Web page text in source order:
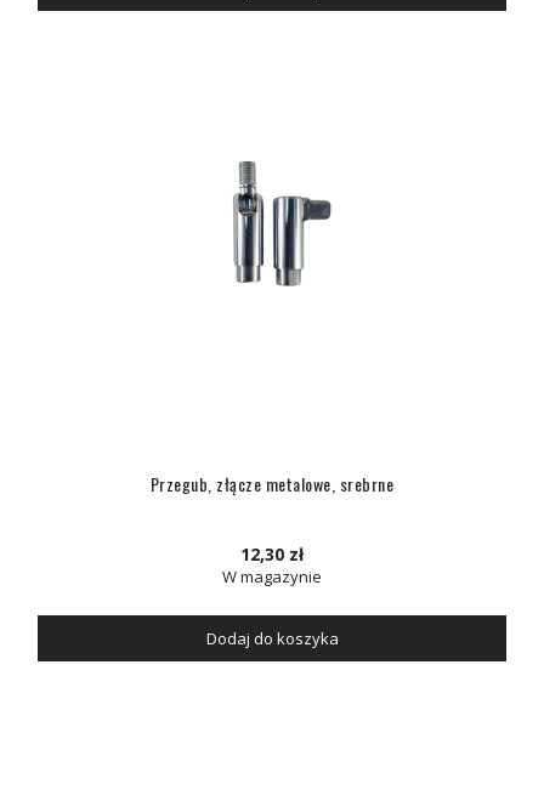
Przegub, złącze metalowe, srebrne
12,30 zł
W magazynie
Dodaj do koszyka